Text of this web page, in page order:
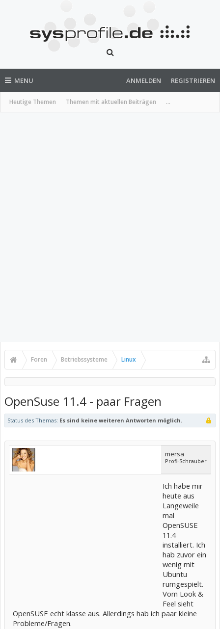
MENU
Heutige Themen Themen mit aktuellen Beiträgen ...
ANMELDEN REGISTRIEREN
Foren Betriebssysteme Linux
OpenSuse 11.4 - paar Fragen
Status des Themas: Es sind keine weiteren Antworten möglich.
mersa
Profi-Schrauber
Ich habe mir
heute aus
Langeweile
mal
OpenSUSE
11.4
installiert. Ich
hab zuvor ein
wenig mit
Ubuntu
rumgespielt.
Vom Look &
Feel sieht
OpenSUSE echt klasse aus. Allerdings hab ich paar kleine
Probleme/Fragen.